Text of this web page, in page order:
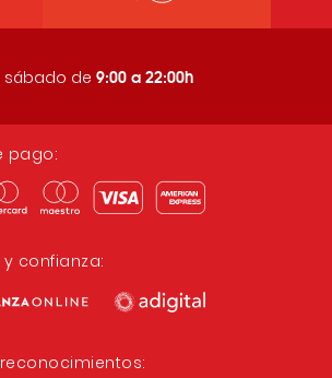
sábado de 9:00 a 22:00h
pago:
confianza: